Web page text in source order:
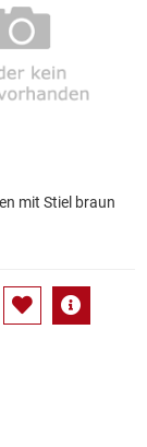
mit Stiel braun